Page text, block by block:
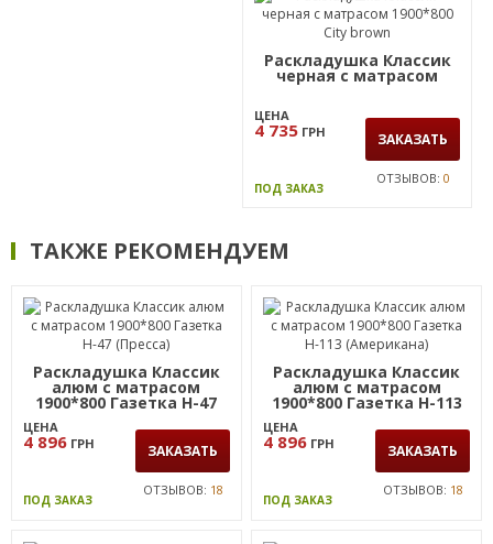
Раскладушка Классик
черная с матрасом
ЦЕНА
4 735 ГРН ЗАКАЗАТЬ
ПОД ЗАКАЗ
ОТЗЫВОВ:0
ТАКЖЕ РЕКОМЕНДУЕМ
Раскладушка Классик
алюм с матрасом
1900*800 Газетка Н-47
ЦЕНА
4 896 ГРН ЗАКАЗАТЬ
ПОД ЗАКАЗ
ОТЗЫВОВ: 18
Раскладушка Классик
алюм с матрасом
1900*800 Газетка Н-113
ЦЕНА
4 896 ГРН ЗАКАЗАТЬ
ПОД ЗАКАЗ
ОТЗЫВОВ: 18